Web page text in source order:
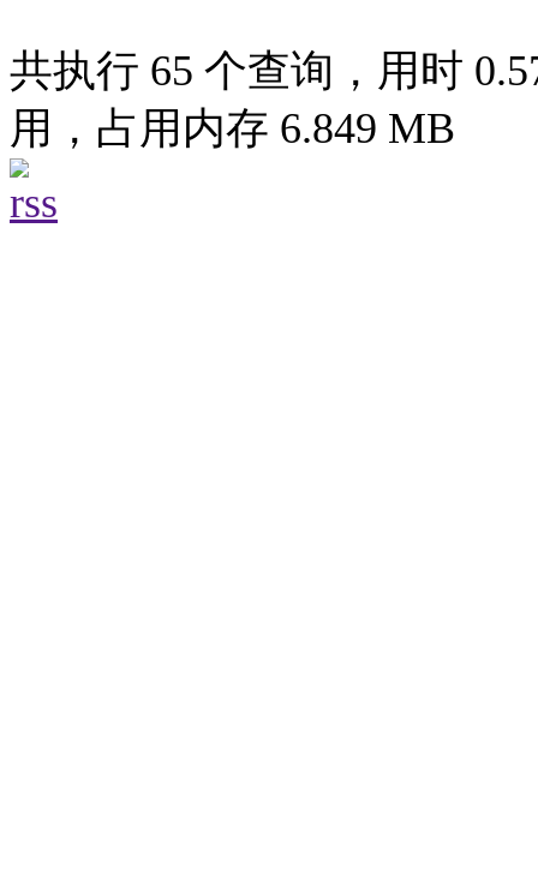
共执行 65 个查询，用时
用，占用内存 6.849 MB